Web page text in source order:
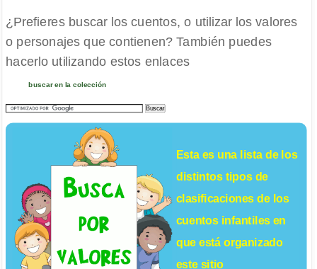
¿Prefieres buscar los cuentos, o utilizar los valores
o personajes que contienen? También puedes
hacerlo utilizando estos enlaces
buscar en la colección
Esta es una lista de los
distintos tipos de
clasificaciones de los
cuentos infantilesen
que está organizado
este sitio